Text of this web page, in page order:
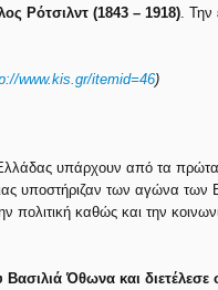
Ρότσιλντ (1843 – 1918) .
www.kis.gr/itemid=46)
Ελλάδας υπάρχουν από τα
υποστήριζαν των αγώνα των
πολιτική καθώς και την
Όθωνα και διετέλεσε